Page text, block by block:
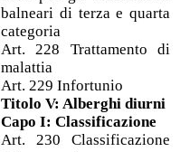
balneari di terza e quarta
categoria
Art. 228 Trattamento di
malattia
Art. 229 Infortunio
Titolo V: Alberghi diurni
Capo I: Classificazione
Art. 230 Classificazione